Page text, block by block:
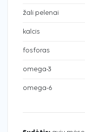
žali pelenai
kalcis
fosforas
omega-3
omega-6